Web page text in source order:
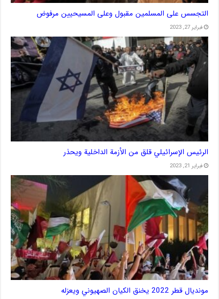
التجسس على المسلمين مقبول وعلى المسيحيين مرفوض
فبراير 27, 2023
الرئيس الإسرائيلي قلق من الأزمة الداخلية ويحذر
فبراير 21, 2023
مونديال قطر 2022 يخنق الكيان الصهيوني ويعزله